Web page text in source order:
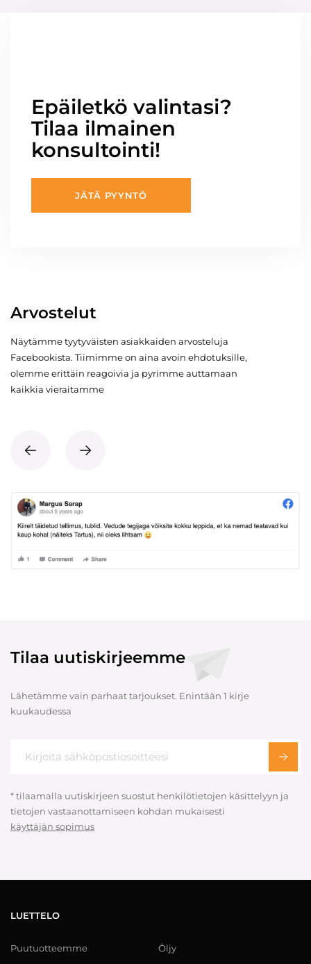
Epäiletkö valintasi?
Tilaa ilmainen
konsultointi!
JÄTÄ PYYNTÖ
Arvostelut
Näytämme tyytyväisten asiakkaiden arvosteluja
Facebookista. Tiimimme on aina avoin ehdotuksille,
olemme erittäin reagoivia ja pyrimme auttamaan
kaikkia vieraitamme
Tilaa uutiskirjeemme
Lähetämme vain parhaat tarjoukset. Enintään 1 kirje
kuukaudessa
* tilaamalla uutiskirjeen suostut henkilötietojen käsittelyyn ja
tietojen vastaanottamiseen kohdan mukaisesti
käyttäjän sopimus
LUETTELO
Puutuotteemme Öljy